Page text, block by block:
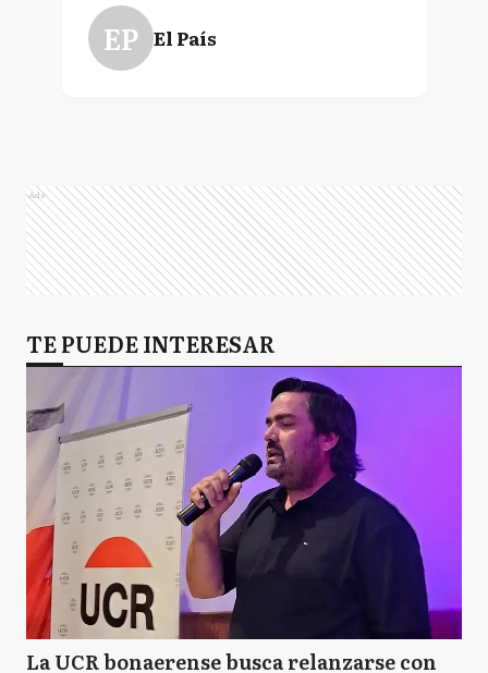
EP El País
Ads
TE PUEDE INTERESAR
La UCR bonaerense busca relanzarse con